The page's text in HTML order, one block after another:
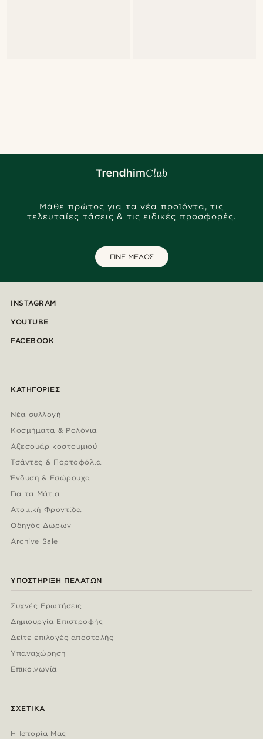
Μάθε πρώτος για τα νέα προϊόντα, τις
τελευταίες τάσεις & τις ειδικές προσφορές.
ΓΙΝΕ ΜΕΛΟΣ
INSTAGRAM
YOUTUBE
FACEBOOK
ΚΑΤΗΓΟΡΊΕΣ
Νέα συλλογή
Κοσμήματα & Ρολόγια
Αξεσουάρ κοστουμιού
Τσάντες & Πορτοφόλια
Ένδυση & Εσώρουχα
Για τα Μάτια
Ατομική Φροντίδα
Οδηγός Δώρων
Archive Sale
ΥΠΟΣΤΉΡΙΞΗ ΠΕΛΑΤΏΝ
Συχνές Ερωτήσεις
Δημιουργία Επιστροφής
Δείτε επιλογές αποστολής
Υπαναχώρηση
Επικοινωνία
ΣΧΕΤΙΚΆ
Η Ιστορία Μας